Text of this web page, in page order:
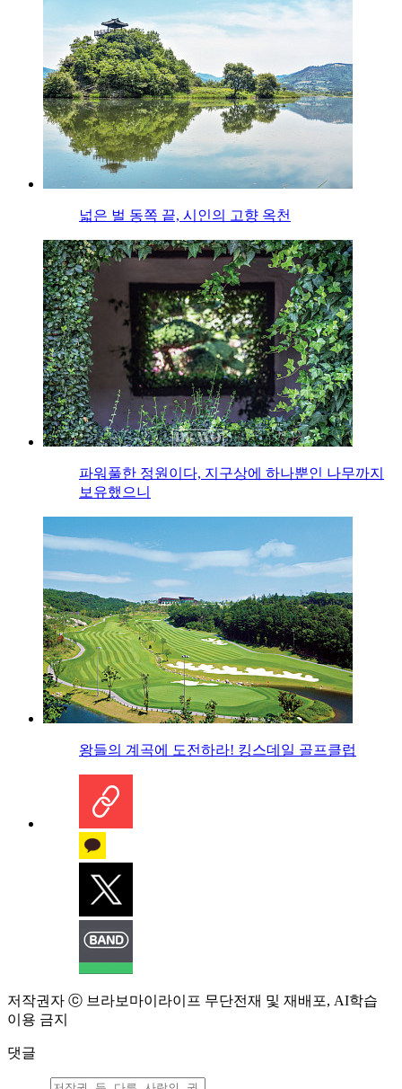
넓은 벌 동쪽 끝, 시인의 고향 옥천
파워풀한 정원이다, 지구상에 하나뿐인 나무까지
보유했으니
왕들의 계곡에 도전하라! 킹스데일 골프클럽
저작권자 ⓒ 브라보마이라이프 무단전재 및 재배포, AI학습
이용 금지
댓글